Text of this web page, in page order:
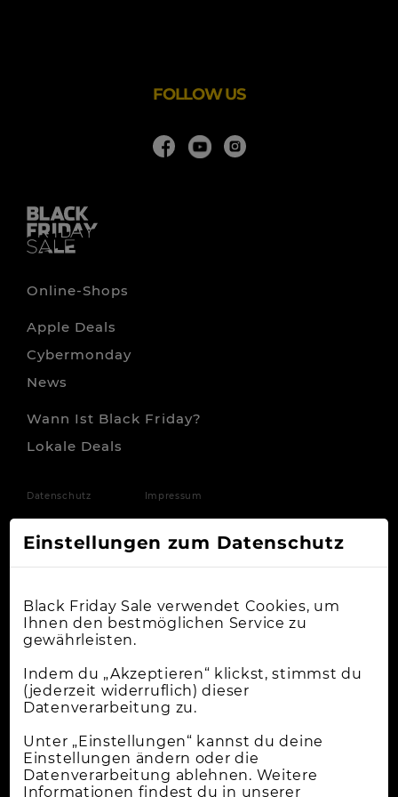
Projektionstechnik. Egal ob 4K, HDR, 3D, Full HD, LCD,
FOLLOW US
Online-Shops
Apple Deals
Cybermonday
News
Wann Ist Black Friday?
Lokale Deals
Datenschutz Impressum
Einstellungen zum Datenschutz
Black Friday Sale verwendet Cookies, um
Ihnen den bestmöglichen Service zu
gewährleisten.
Indem du „Akzeptieren“ klickst, stimmst du
(jederzeit widerruflich) dieser
Datenverarbeitung zu.
Unter „Einstellungen“ kannst du deine
Einstellungen ändern oder die
Datenverarbeitung ablehnen. Weitere
Informationen findest du in unserer